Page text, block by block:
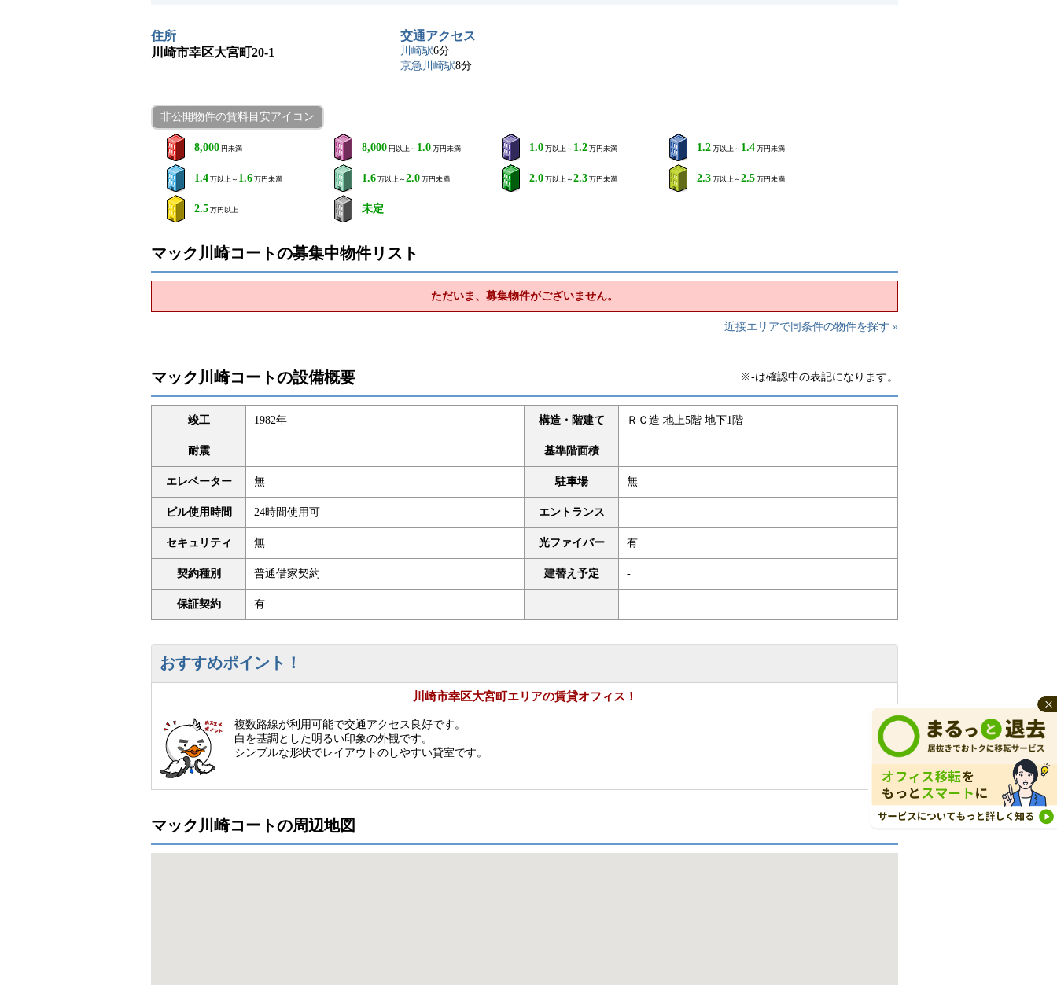
住所
川崎市幸区大宮町20-1
交通アクセス
川崎駅6分
京急川崎駅8分
非公開物件の賃料目安アイコン
8,000 円未満 8,000 円以上～ 1.0 万円未満 1.0 万以上～ 1.2 万円未満 1.2 万以上～ 1.4 万円未満
1.4 万以上～ 1.6 万円未満 1.6 万以上～ 2.0 万円未満 2.0 万以上～ 2.3 万円未満 2.3 万以上～ 2.5 万円未満
2.5 万円以上 未定
マック川崎コートの募集中物件リスト
ただいま、募集物件がございません。
近接エリアで同条件の物件を探す »
マック川崎コートの設備概要 ※-は確認中の表記になります。
竣工 1982年 構造・階建て ＲＣ造 地上5階 地下1階
耐震 基準階面積
エレベーター 無 駐車場 無
ビル使用時間 24時間使用可 エントランス
セキュリティ 無 光ファイバー 有
契約種別 普通借家契約 建替え予定 -
保証契約 有
おすすめポイント！
川崎市幸区大宮町エリアの賃貸オフィス！
複数路線が利用可能で交通アクセス良好です。
白を基調とした明るい印象の外観です。
シンプルな形状でレイアウトのしやすい貸室です。
マック川崎コートの周辺地図